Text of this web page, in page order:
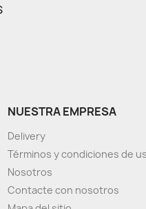
NUESTRA EMPRESA
Delivery
Términos y condiciones de
Nosotros
Contacte con nosotros